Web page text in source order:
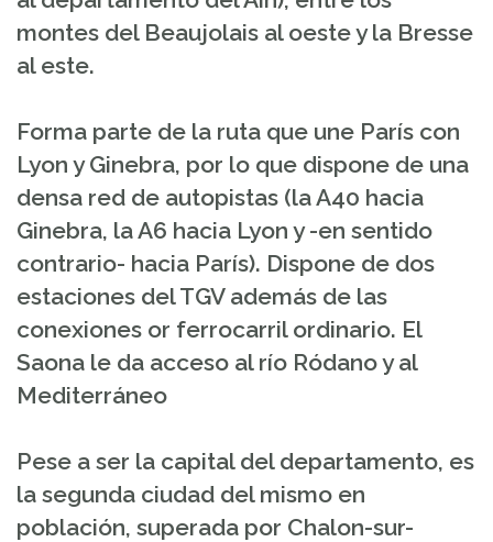
montes del Beaujolais al oeste y la Bresse
al este.
Forma parte de la ruta que une París con
Lyon y Ginebra, por lo que dispone de una
densa red de autopistas (la A40 hacia
Ginebra, la A6 hacia Lyon y -en sentido
contrario- hacia París). Dispone de dos
estaciones del TGV además de las
conexiones or ferrocarril ordinario. El
Saona le da acceso al río Ródano y al
Mediterráneo
Pese a ser la capital del departamento, es
la segunda ciudad del mismo en
población, superada por Chalon-sur-